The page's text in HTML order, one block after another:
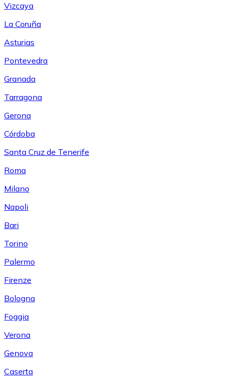
Vizcaya
La Coruña
Asturias
Pontevedra
Granada
Tarragona
Gerona
Córdoba
Santa Cruz de Tenerife
Roma
Milano
Napoli
Bari
Torino
Palermo
Firenze
Bologna
Foggia
Verona
Genova
Caserta